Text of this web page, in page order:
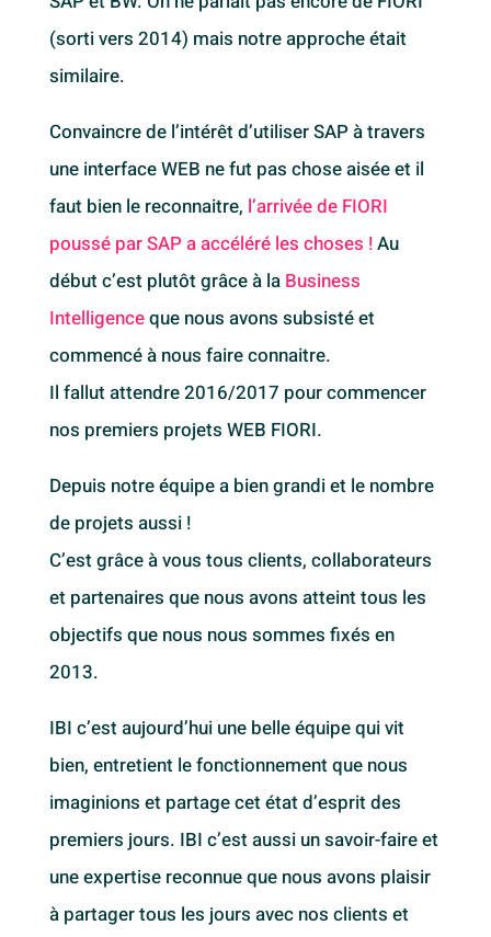
(sorti vers 2014) mais notre approche était
similaire.
Convaincre de l’intérêt d’utiliser SAP à travers
une interface WEB ne fut pas chose aisée et il
faut bien le reconnaitre, l’arrivée de FIORI
poussé par SAP a accéléré les choses !Au
début c’est plutôt grâce à la Business
Intelligenceque nous avons subsisté et
commencé à nous faire connaitre.
Il fallut attendre 2016/2017 pour commencer
nos premiers projets WEB FIORI.
Depuis notre équipe a bien grandi et le nombre
de projets aussi !
C’est grâceà vous tous clients, collaborateurs
et partenaires que nous avons atteint tous les
objectifs que nous nous sommes fixés en
2013.
IBI c’est aujourd’hui une belle équipe qui vit
bien, entretient le fonctionnement que nous
imaginions et partage cet état d’esprit des
premiers jours. IBI c’est aussi un savoir-faire et
une expertise reconnue que nous avons plaisir
à partager tous les jours avec nos clients et